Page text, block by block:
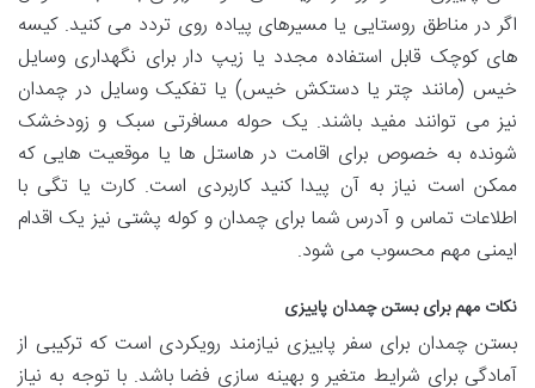
اگر در مناطق روستایی یا مسیرهای پیاده روی تردد می کنید. کیسه
های کوچک قابل استفاده مجدد یا زیپ دار برای نگهداری وسایل
خیس (مانند چتر یا دستکش خیس) یا تفکیک وسایل در چمدان
نیز می توانند مفید باشند. یک حوله مسافرتی سبک و زودخشک
شونده به خصوص برای اقامت در هاستل ها یا موقعیت هایی که
ممکن است نیاز به آن پیدا کنید کاربردی است. کارت یا تگی با
اطلاعات تماس و آدرس شما برای چمدان و کوله پشتی نیز یک اقدام
ایمنی مهم محسوب می شود.
نکات مهم برای بستن چمدان پاییزی
بستن چمدان برای سفر پاییزی نیازمند رویکردی است که ترکیبی از
آمادگی برای شرایط متغیر و بهینه سازی فضا باشد. با توجه به نیاز